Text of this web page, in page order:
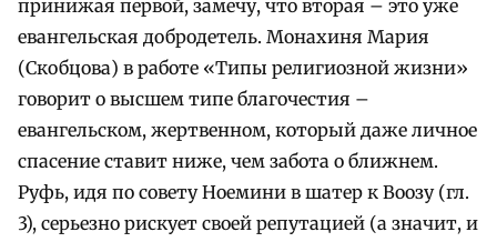
принижая первой, замечу, что вторая – это уже
евангельская добродетель. Монахиня Мария
(Скобцова) в работе «Типы религиозной жизни»
говорит о высшем типе благочестия –
евангельском, жертвенном, который даже личное
спасение ставит ниже, чем забота о ближнем.
Руфь, идя по совету Ноемини в шатер к Воозу (гл.
3), серьезно рискует своей репутацией (а значит, и